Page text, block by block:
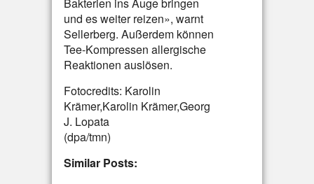
und es weiter reizen», warnt
Sellerberg. Außerdem können
Tee-Kompressen allergische
Reaktionen auslösen.
Fotocredits: Karolin
Krämer,Karolin Krämer,Georg
J. Lopata
(dpa/tmn)
Similar Posts: